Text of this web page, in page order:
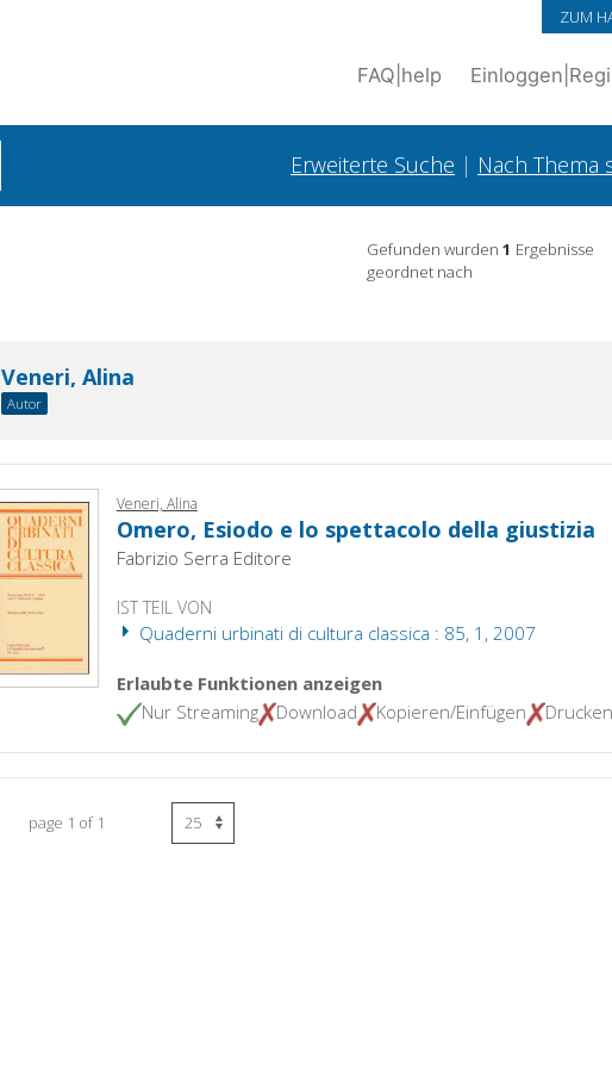
ZUM
FAQ help Einloggen
Erweiterte Suche | Nach Thema
Gefunden wurden 1 Ergebnisse
geordnet nach
Veneri, Alina
Autor
Veneri, Alina
Omero, Esiodo e lo spettacolo della giustizia
Fabrizio Serra Editore
IST TEIL VON
Quaderni urbinati di cultura classica : 85, 1, 2007
Erlaubte Funktionen anzeigen
Nur Streaming
Download Kopieren/Einfügen Drucken
page 1 of 1